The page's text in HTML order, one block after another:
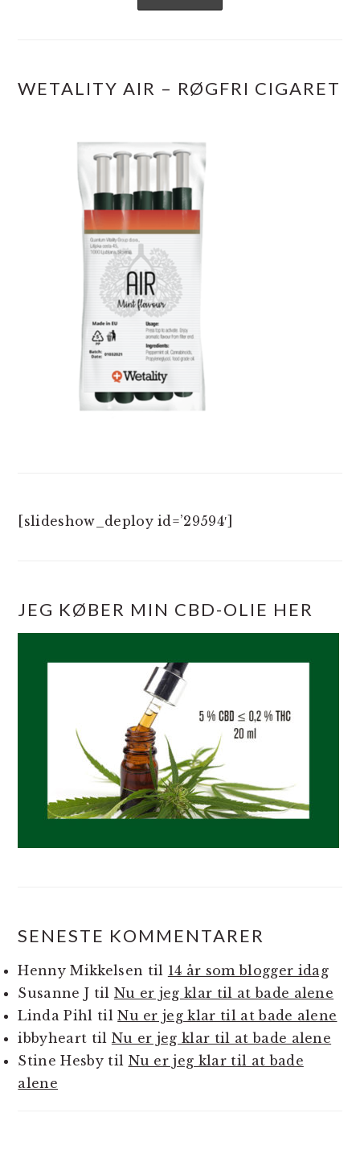
WETALITY AIR – RØGFRI CIGARET
[slideshow_deploy id=’29594′]
JEG KØBER MIN CBD-OLIE HER
SENESTE KOMMENTARER
Henny Mikkelsen til 14 år som blogger idag
Susanne J til Nu er jeg klar til at bade alene
Linda Pihl tilNu er jeg klar til at bade alene
ibbyheart til Nu er jeg klar til at bade alene
Stine Hesbytil Nu er jeg klar til at bade
alene